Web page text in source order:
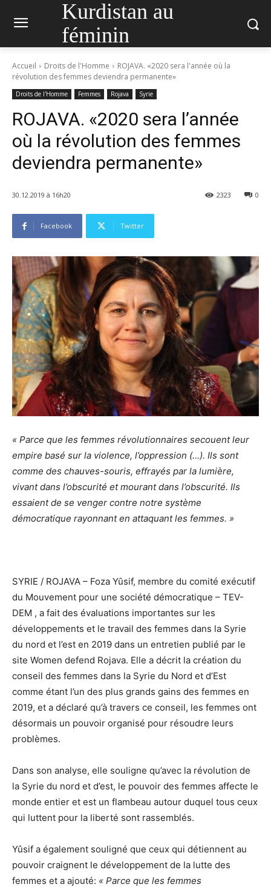
Kurdistan au
féminin
Accueil Droits de l'Homme
ROJAVA. «2020 sera l'année où la
révolution des femmes deviendra permanente»
Droits de l'Homme Femmes Rojava Syrie
ROJAVA. «2020 sera l’année
où la révolution des femmes
deviendra permanente»
30.12.2019 à 16h20 0
2323
Facebook Twitter
« Parce que les femmes révolutionnaires secouent leur
empire basé sur la violence, l’oppression (…). Ils sont
comme des chauves-souris, effrayés par la lumière,
vivant dans l’obscurité et mourant dans l’obscurité. Ils
essaient de se venger contre notre système
démocratique rayonnant en attaquant les femmes. »
SYRIE / ROJAVA – Foza Yûsif, membre du comité exécutif
du Mouvement pour une société démocratique – TEV-
DEM , a fait des évaluations importantes sur les
développements et le travail des femmes dans la Syrie
du nord et l’est en 2019 dans un entretien publié par le
site Women defend Rojava. Elle a décrit la création du
conseil des femmes dans la Syrie du Nord et d’Est
comme étant l’un des plus grands gains des femmes en
2019, et a déclaré qu’à travers ce conseil, les femmes ont
désormais un pouvoir organisé pour résoudre leurs
problèmes.
Dans son analyse, elle souligne qu’avec la révolution de
la Syrie du nord et d’est, le pouvoir des femmes affecte le
monde entier et est un flambeau autour duquel tous ceux
qui luttent pour la liberté sont rassemblés.
Yûsif a également souligné que ceux qui détiennent au
pouvoir craignent le développement de la lutte des
femmes et a ajouté: « Parce que les femmes